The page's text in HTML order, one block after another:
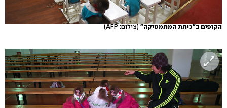
הקופים ב"כיתת המתמטיקה" (צילום: AFP)